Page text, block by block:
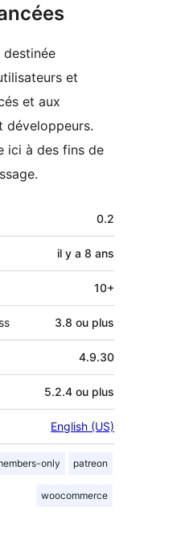
et
et aux
développeurs.
ici à des fins de
0.2
il y a 8 ans
10+
3.8 ou plus
4.9.30
5.2.4 ou plus
English (US)
only patreon
woocommerce